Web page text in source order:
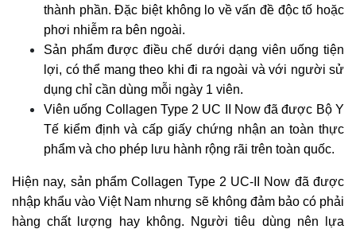
thành phần. Đặc biệt không lo về vấn đề độc tố hoặc
phơi nhiễm ra bên ngoài.
Sản phẩm được điều chế dưới dạng viên uống tiện
lợi, có thể mang theo khi đi ra ngoài và với người sử
dụng chỉ cần dùng mỗi ngày 1 viên.
Viên uống Collagen Type 2 UC II Now đã được Bộ Y
Tế kiểm định và cấp giấy chứng nhận an toàn thực
phẩm và cho phép lưu hành rộng rãi trên toàn quốc.
Hiện nay, sản phẩm Collagen Type 2 UC-II Now đã được
nhập khẩu vào Việt Nam nhưng sẽ không đảm bảo có phải
hàng chất lượng hay không. Người tiêu dùng nên lựa